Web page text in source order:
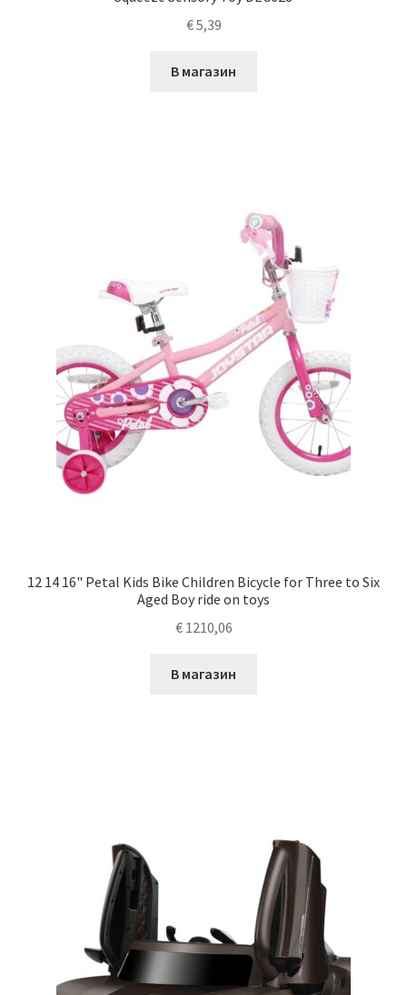
€5,39
В магазин
12 14 16" Petal Kids Bike Children Bicycle for Three to Six
Aged Boy ride on toys
€1210,06
В магазин